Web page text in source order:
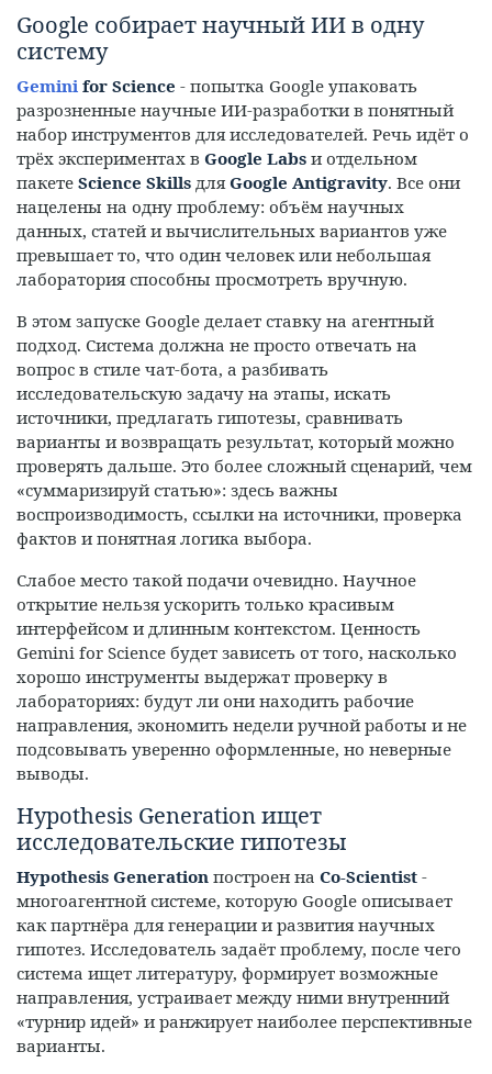
Google собирает научный ИИ в одну
систему
Gemini for Science - попытка Google упаковать
разрозненные научные ИИ-разработки в понятный
набор инструментов для исследователей. Речь идёт о
трёх экспериментах в Google Labs и отдельном
пакете Science Skills для Google Antigravity. Все они
нацелены на одну проблему: объём научных
данных, статей и вычислительных вариантов уже
превышает то, что один человек или небольшая
лаборатория способны просмотреть вручную.
В этом запуске Google делает ставку на агентный
подход. Система должна не просто отвечать на
вопрос в стиле чат-бота, а разбивать
исследовательскую задачу на этапы, искать
источники, предлагать гипотезы, сравнивать
варианты и возвращать результат, который можно
проверять дальше. Это более сложный сценарий, чем
«суммаризируй статью»: здесь важны
воспроизводимость, ссылки на источники, проверка
фактов и понятная логика выбора.
Слабое место такой подачи очевидно. Научное
открытие нельзя ускорить только красивым
интерфейсом и длинным контекстом. Ценность
Gemini for Science будет зависеть от того, насколько
хорошо инструменты выдержат проверку в
лабораториях: будут ли они находить рабочие
направления, экономить недели ручной работы и не
подсовывать уверенно оформленные, но неверные
выводы.
Hypothesis Generation ищет
исследовательские гипотезы
Hypothesis Generation построен на Co-Scientist -
многоагентной системе, которую Google описывает
как партнёра для генерации и развития научных
гипотез. Исследователь задаёт проблему, после чего
система ищет литературу, формирует возможные
направления, устраивает между ними внутренний
«турнир идей» и ранжирует наиболее перспективные
варианты.